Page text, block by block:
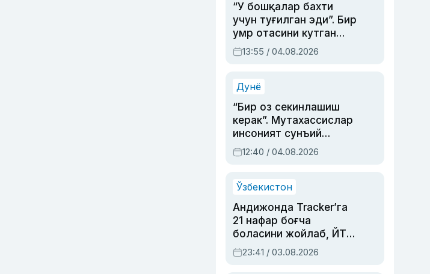
“У бошқалар бахти
учун туғилган эди”. Бир
умр отасини кутган
актриса ва дубльяж
устаси Римма
синовларга тўла ҳаёти
13:55 / 04.08.2026
Дунё
“Бир оз секинлашиш
керак”. Мутахассислар
инсоният сунъий
интеллектни бошқара
олмай қолишидан
12:40 / 04.08.2026
Ўзбекистон
Андижонда Tracker’га
21 нафар боғча
боласини жойлаб, ЙТҲ
содир этган аёлга суд
ҳукми ўқилди
23:41 / 03.08.2026